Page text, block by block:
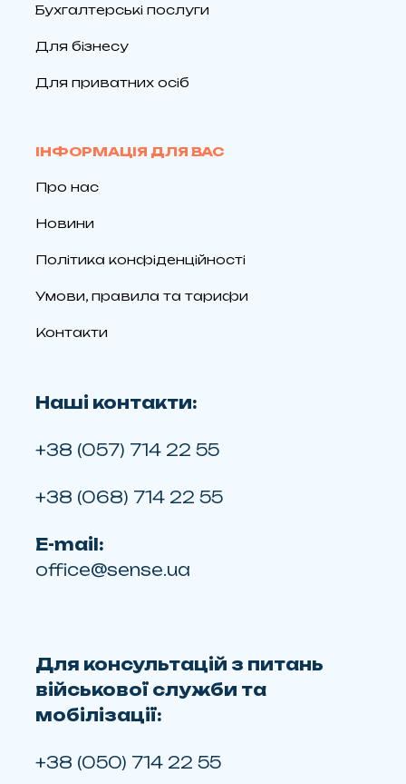
Бухгалтерські послуги
Для бізнесу
Для приватних осіб
ІНФОРМАЦІЯ ДЛЯ ВАС
Про нас
Новини
Політика конфіденційності
Умови, правила та тарифи
Контакти
Наші контакти:
+38 (057) 714 22 55
+38 (068) 714 22 55
E-mail:
office@sense.ua
Для консультацій з питань
військової служби та
мобілізації:
+38 (050) 714 22 55